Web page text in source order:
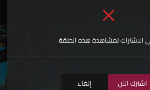
الاشتراك لمشاهدة هذه الحلقة
اشترك الآن إلغاء